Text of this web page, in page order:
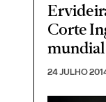
Corte
24 JULHO